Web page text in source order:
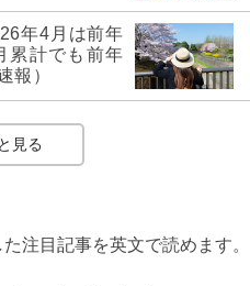
年4月は前年
累計でも前年
報）
見る
注目記事を英文で読めます。